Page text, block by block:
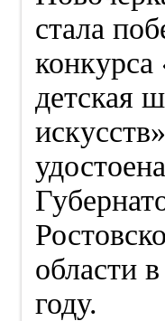
стала
детская
области
году.